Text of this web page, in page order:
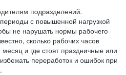
подразделений.
с повышенной нагрузкой
не нарушать нормы рабочего
сколько рабочих часов
и где стоят праздничные или
переработок и ошибок при